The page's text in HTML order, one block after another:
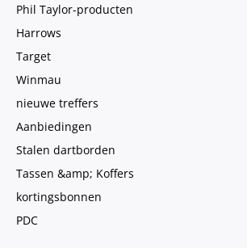
Phil Taylor-producten
Harrows
Target
Winmau
nieuwe treffers
Aanbiedingen
Stalen dartborden
Tassen &amp; Koffers
kortingsbonnen
PDC